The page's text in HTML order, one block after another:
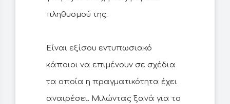
πληθυσμού της.
Είναι εξίσου εντυπωσιακό
κάποιοι να επιμένουν σε σχέδια
τα οποία η πραγματικότητα έχει
αναιρέσει. Μιλώντας ξανά για το